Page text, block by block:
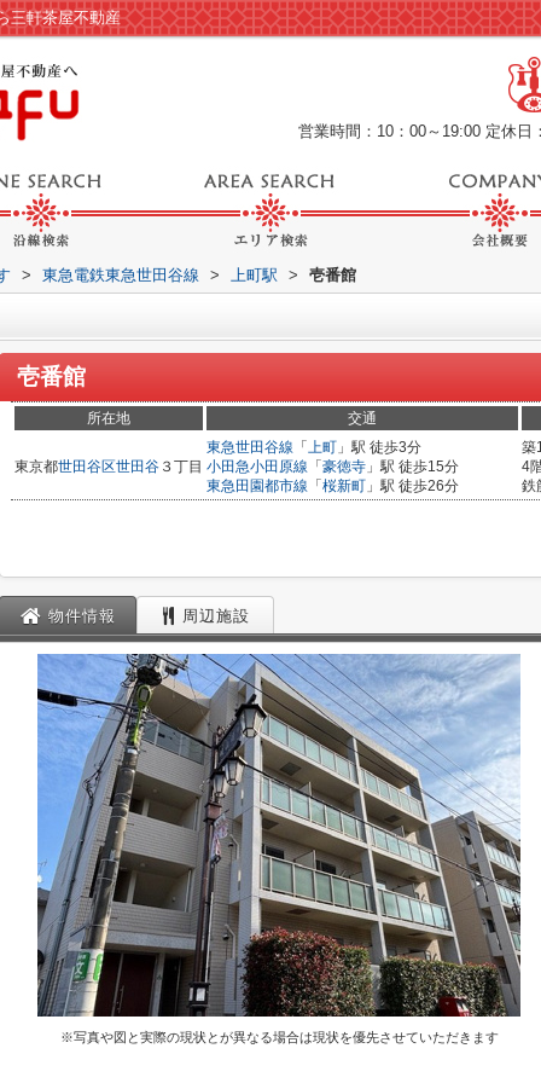
三軒茶屋不動産
営業時間：10：00～19:00 定休日
> 東急電鉄東急世田谷線 > 上町駅 > 壱番館
壱番館
所在地 交通
東京都世田谷区世田谷 ３丁目
東急世田谷線 「 上町 」駅 徒歩3分
小田急小田原線 「 豪徳寺 」駅 徒歩15分
東急田園都市線 「 桜新町 」駅 徒歩26分
築
4
鉄
物件情報 周辺施設
※写真や図と実際の現状とが異なる場合は現状を優先させていただきます